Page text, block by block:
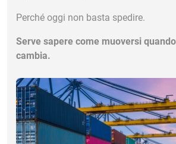
Perché oggi non basta spedire.
Serve sapere come muoversi
cambia.